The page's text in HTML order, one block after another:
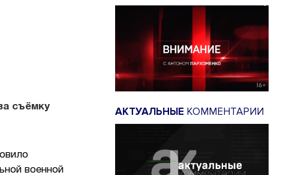
съёмку
военной
АКТУАЛЬНЫЕ КОММЕНТАРИИ